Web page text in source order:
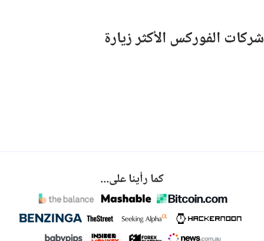
شركات الفوركس الأكثر زيارة
كما رأينا على...